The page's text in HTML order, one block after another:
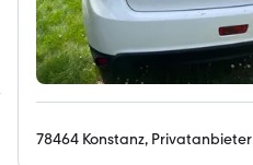
78464 Konstanz, Privatanbieter